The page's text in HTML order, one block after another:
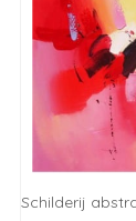
Schilderij